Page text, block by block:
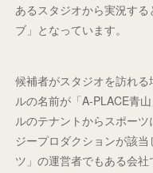
あるスタジオから実況す
ブ」となっています。
候補者がスタジオを訪れ
ルの名前が「A-PLACE青
ルのテナントからスポー
ジープロダクションが該
ツ」の運営者でもある会社